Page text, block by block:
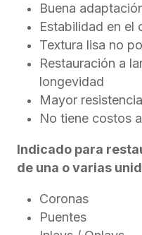
Buena
Estabilidad en el
Textura lisa no
Restauración a
longevidad
Mayor
No tiene costos
Indicado para
de una o varias
Coronas
Puentes